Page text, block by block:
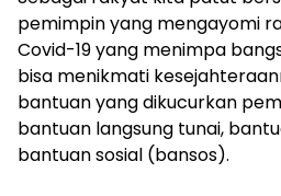
pemimpin yang mengayomi
Covid-19 yang menimpa
bisa menikmati
bantuan yang dikucurkan
bantuan langsung tunai,
bantuan sosial (bansos).